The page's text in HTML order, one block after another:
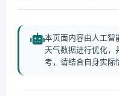
本页面内容由人工智
天气数据进行优化，
考，请结合自身实际